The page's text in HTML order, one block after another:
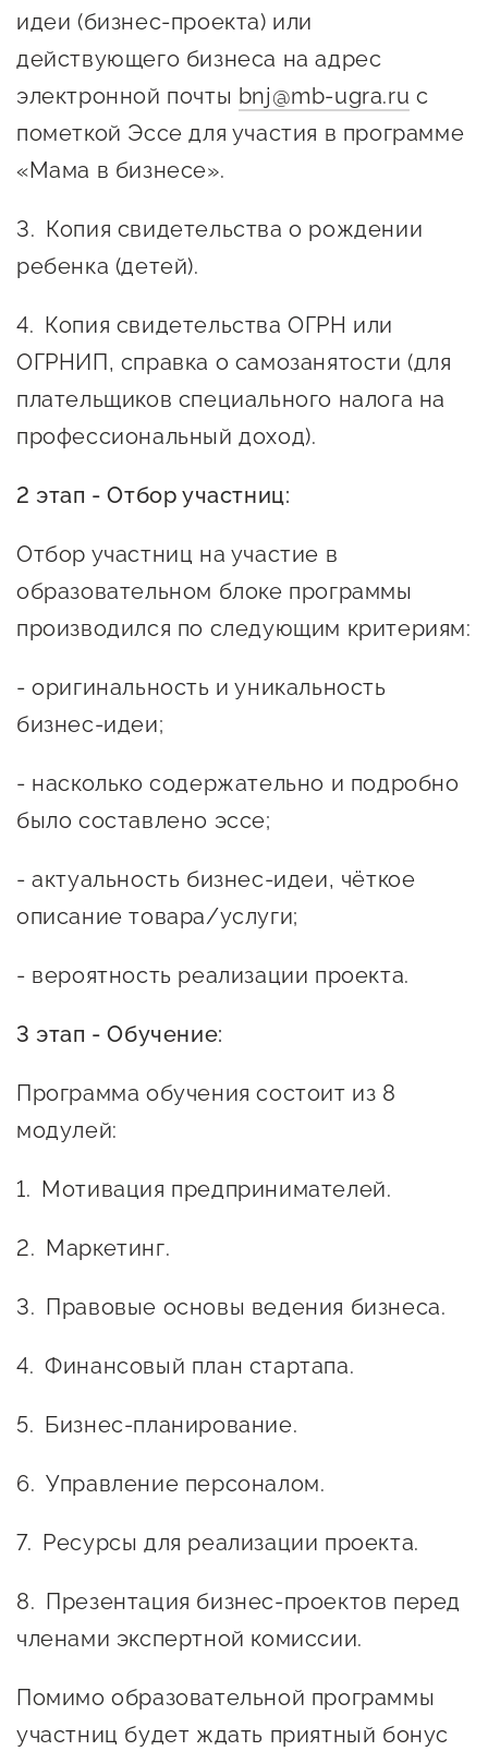
Госзакупки для малого
бизнеса
Каталог югорских франшиз
Инвестору
Самозанятому
Новости УФНС
Каталог грантов
предпринимателей
АвтоУСН
О фонде
Органы управления и надзора
Документы
Контакты
Вакансии
идеи (бизнес-проекта) или
действующего бизнеса на адрес
электронной почты bnj@mb-ugra.ru с
пометкой Эссе для участия в программе
«Мама в бизнесе».
Копия свидетельства о рождении
ребенка (детей).
Копия свидетельства ОГРН или
ОГРНИП, справка о самозанятости (для
плательщиков специального налога на
профессиональный доход).
2 этап - Отбор участниц:
Отбор участниц на участие в
образовательном блоке программы
производился по следующим критериям:
- оригинальность и уникальность
бизнес-идеи;
- насколько содержательно и подробно
было составлено эссе;
- актуальность бизнес-идеи, чёткое
описание товара/услуги;
- вероятность реализации проекта.
3 этап - Обучение:
Программа обучения состоит из 8
модулей:
Мотивация предпринимателей.
Маркетинг.
Правовые основы ведения бизнеса.
Финансовый план стартапа.
Бизнес-планирование.
Управление персоналом.
Ресурсы для реализации проекта.
Презентация бизнес-проектов перед
членами экспертной комиссии.
Помимо образовательной программы
участниц будет ждать приятный бонус